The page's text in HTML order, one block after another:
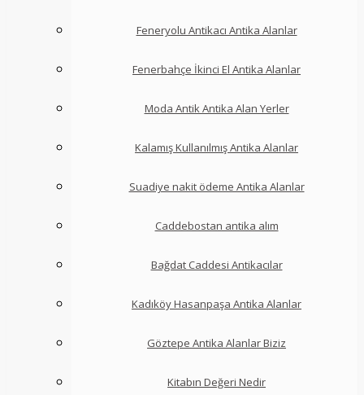
Feneryolu Antikacı Antika Alanlar
Fenerbahçe İkinci El Antika Alanlar
Moda Antik Antika Alan Yerler
Kalamış Kullanılmış Antika Alanlar
Suadiye nakit ödeme Antika Alanlar
Caddebostan antika alım
Bağdat Caddesi Antikacılar
Kadıköy Hasanpaşa Antika Alanlar
Göztepe Antika Alanlar Biziz
Kitabın Değeri Nedir